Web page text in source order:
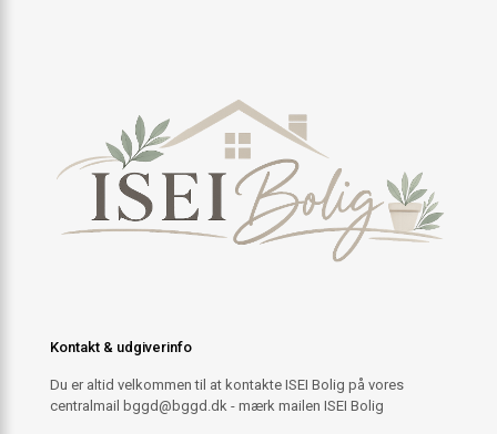
Kontakt & udgiverinfo
Du er altid velkommen til at kontakte ISEI Bolig på vores
centralmail bggd@bggd.dk - mærk mailen ISEI Bolig